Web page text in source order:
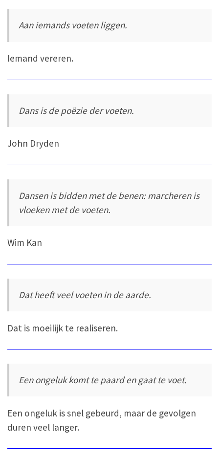
Aan iemands voeten liggen.
Iemand vereren.
Dans is de poëzie der voeten.
John Dryden
Dansen is bidden met de benen: marcheren is
vloeken met de voeten.
Wim Kan
Dat heeft veel voeten in de aarde.
Dat is moeilijk te realiseren.
Een ongeluk komt te paard en gaat te voet.
Een ongeluk is snel gebeurd, maar de gevolgen
duren veel langer.